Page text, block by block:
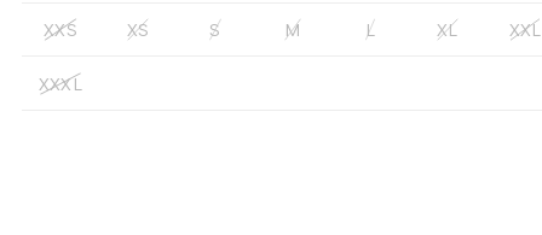
XXS XS S M L XL XXL
XXXL